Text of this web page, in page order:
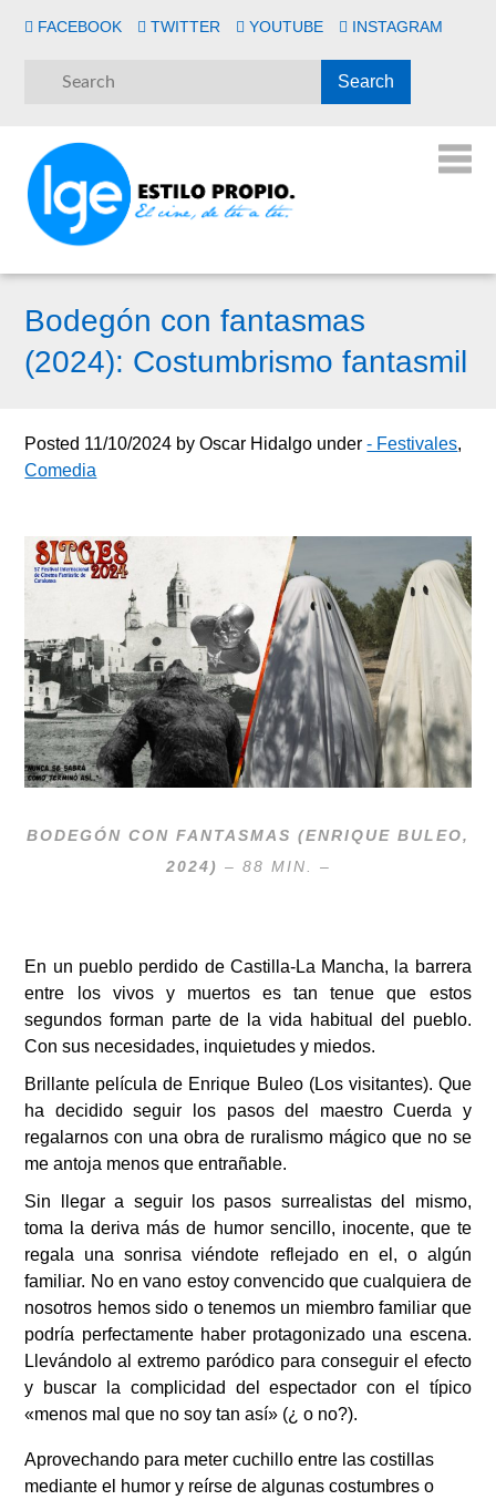
FACEBOOK TWITTER YOUTUBE INSTAGRAM
Bodegón con fantasmas
(2024): Costumbrismo fantasmil
Posted 11/10/2024 byOscar Hidalgo under- Festivales,
Comedia
BODEGÓN CON FANTASMAS (ENRIQUE BULEO,
2024) – 88 MIN. –
En un pueblo perdido de Castilla-La Mancha, la barrera
entre los vivos y muertos es tan tenue que estos
segundos forman parte de la vida habitual del pueblo.
Con sus necesidades, inquietudes y miedos.
Brillante película de Enrique Buleo (Los visitantes). Que
ha decidido seguir los pasos del maestro Cuerda y
regalarnos con una obra de ruralismo mágico que no se
me antoja menos que entrañable.
Sin llegar a seguir los pasos surrealistas del mismo,
toma la deriva más de humor sencillo, inocente, que te
regala una sonrisa viéndote reflejado en el, o algún
familiar. No en vano estoy convencido que cualquiera de
nosotros hemos sido o tenemos un miembro familiar que
podría perfectamente haber protagonizado una escena.
Llevándolo al extremo paródico para conseguir el efecto
y buscar la complicidad del espectador con el típico
«menos mal que no soy tan así» (¿ o no?).
Aprovechando para meter cuchillo entre las costillas
mediante el humor y reírse de algunas costumbres o